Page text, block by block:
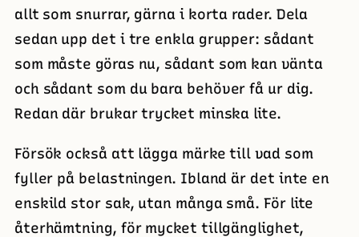
allt som snurrar, gärna i korta rader. Dela
sedan upp det i tre enkla grupper: sådant
som måste göras nu, sådant som kan vänta
och sådant som du bara behöver få ur dig.
Redan där brukar trycket minska lite.
Försök också att lägga märke till vad som
fyller på belastningen. Ibland är det inte en
enskild stor sak, utan många små. För lite
återhämtning, för mycket tillgänglighet,